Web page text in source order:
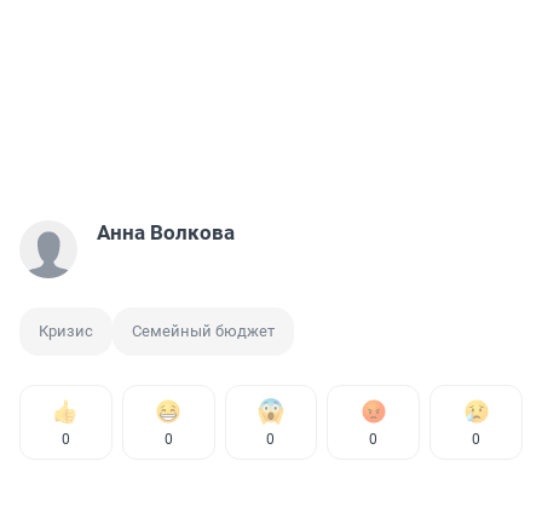
Анна Волкова
Кризис Семейный бюджет
0 0 0 0 0